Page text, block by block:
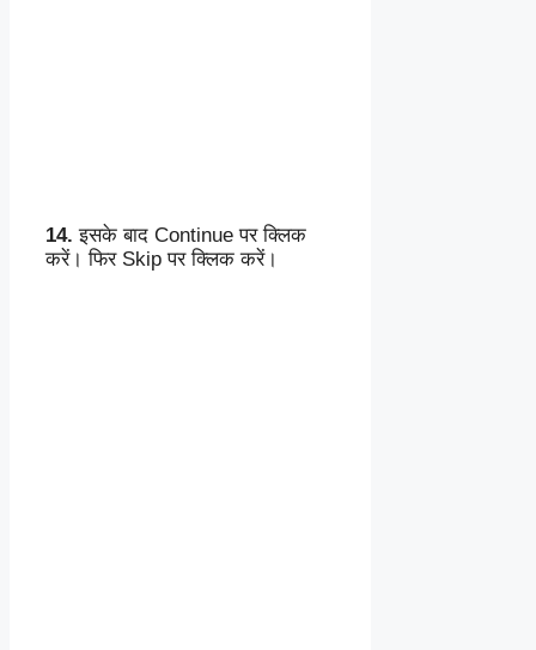
14. इसके बाद Continue पर क्लिक
करें। फिर Skip पर क्लिक करें।